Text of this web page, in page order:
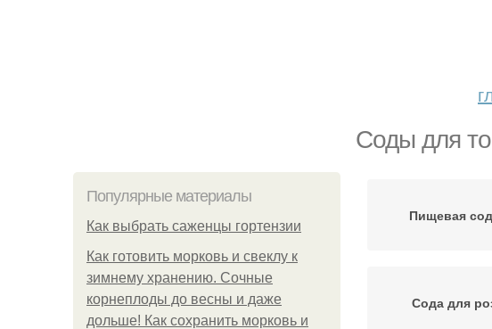
Соды для
Популярные материалы
Как выбрать саженцы гортензии
Как готовить морковь и свеклу к
зимнему хранению. Сочные
корнеплоды до весны и даже
дольше! Как сохранить морковь и
Пищевая
Сода для